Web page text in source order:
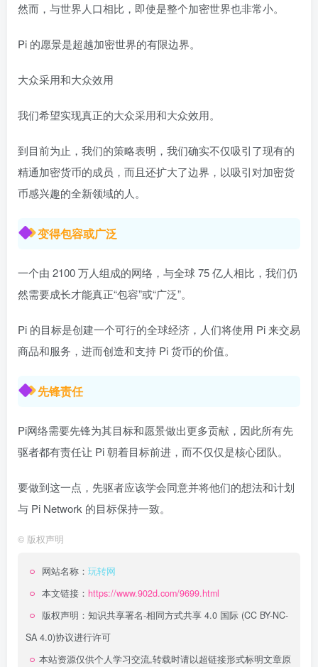
然而，与世界人口相比，即使是整个加密世界也非常小。
Pi 的愿景是超越加密世界的有限边界。
大众采用和大众效用
我们希望实现真正的大众采用和大众效用。
到目前为止，我们的策略表明，我们确实不仅吸引了现有的
精通加密货币的成员，而且还扩大了边界，以吸引对加密货
币感兴趣的全新领域的人。
变得包容或广泛
一个由 2100 万人组成的网络，与全球 75 亿人相比，我们仍
然需要成长才能真正“包容”或“广泛”。
Pi 的目标是创建一个可行的全球经济，人们将使用 Pi 来交易
商品和服务，进而创造和支持 Pi 货币的价值。
先锋责任
Pi网络需要先锋为其目标和愿景做出更多贡献，因此所有先
驱者都有责任让 Pi 朝着目标前进，而不仅仅是核心团队。
要做到这一点，先驱者应该学会同意并将他们的想法和计划
与 Pi Network 的目标保持一致。
© 版权声明
网站名称： 玩转网
本文链接： https://www.902d.com/9699.html
版权声明： 知识共享署名-相同方式共享 4.0 国际 (CC BY-NC-
SA 4.0)协议进行许可
本站资源仅供个人学习交流,转载时请以超链接形式标明文章原